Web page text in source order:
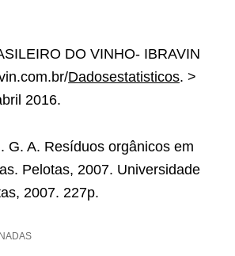
DO VINHO- IBRAVIN
Dadosestatisticos. >
2016.
G. A. Resíduos orgânicos em
Pelotas, 2007. Universidade
2007. 227p.